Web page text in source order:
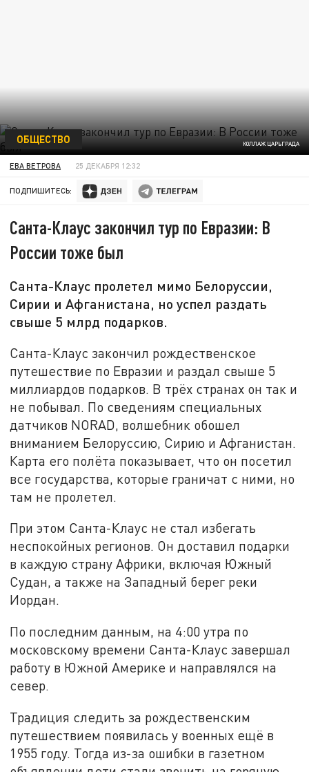
КОЛЛАЖ ЦАРЬГРАДА
ОБЩЕСТВО
ЕВА ВЕТРОВА 25 ДЕКАБРЯ 12:32
ПОДПИШИТЕСЬ:
Санта-Клаус закончил тур по Евразии: В
России тоже был
Санта-Клаус пролетел мимо Белоруссии,
Сирии и Афганистана, но успел раздать
свыше 5 млрд подарков.
Санта-Клаус закончил рождественское
путешествие по Евразии и раздал свыше 5
миллиардов подарков. В трёх странах он так и
не побывал. По сведениям специальных
датчиков NORAD, волшебник обошел
вниманием Белоруссию, Сирию и Афганистан.
Карта его полёта показывает, что он посетил
все государства, которые граничат с ними, но
там не пролетел.
При этом Санта-Клаус не стал избегать
неспокойных регионов. Он доставил подарки
в каждую страну Африки, включая Южный
Судан, а также на Западный берег реки
Иордан.
По последним данным, на 4:00 утра по
московскому времени Санта-Клаус завершал
работу в Южной Америке и направлялся на
север.
Традиция следить за рождественским
путешествием появилась у военных ещё в
1955 году. Тогда из-за ошибки в газетном